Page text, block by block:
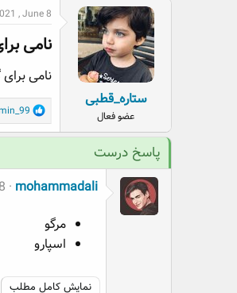
و
ض
و
ع
ر
ی
خ
ش
ر
عستاره_قطبی
عضو فعال
, June 8
نامی
نامی
R
e
a
t
i
پاسخ درست
mohammadali
مرگو
اسپارو
نمایش کامل مطلب